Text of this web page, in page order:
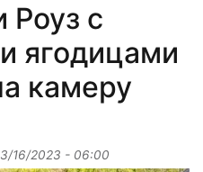
с
ягодицами
камеру
16/2023 - 06:00